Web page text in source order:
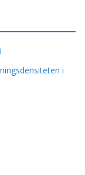
i